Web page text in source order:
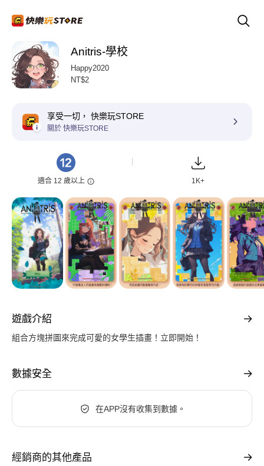
Anitris-學校
Happy2020
NT$2
享受一切， 快樂玩STORE
關於 快樂玩STORE
適合 12 歲以上 1K+
遊戲介紹
組合方塊拼圖來完成可愛的女學生插畫！立即開始！
數據安全
在APP沒有收集到數據。
經銷商的其他產品